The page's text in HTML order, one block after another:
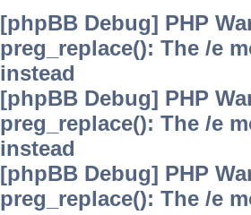
[phpBB Debug] PHP
preg_replace(): The /e
instead
[phpBB Debug] PHP
preg_replace(): The /e
instead
[phpBB Debug] PHP
preg_replace(): The /e